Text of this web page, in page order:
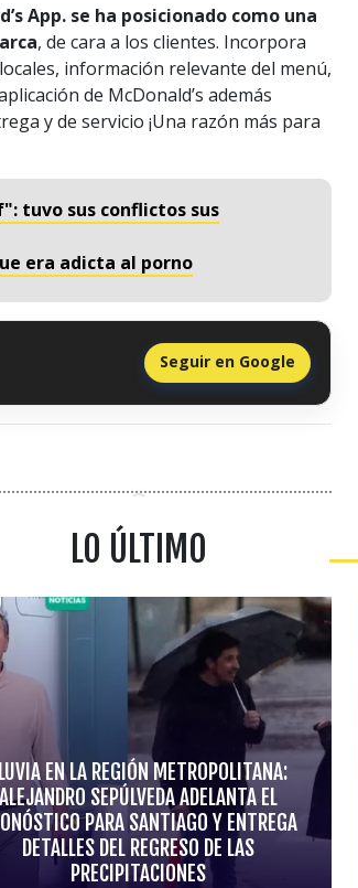
App. se ha posicionado como una
, de cara a los clientes. Incorpora
información relevante del menú,
de McDonald’s además
y de servicio ¡Una razón más para
tuvo sus conflictos sus
era adicta al porno
Seguir en Google
LO ÚLTIMO
EN LA REGIÓN METROPOLITANA:
ALEJANDRO SEPÚLVEDA ADELANTA EL
PARA SANTIAGO Y ENTREGA
DETALLES DEL REGRESO DE LAS
PRECIPITACIONES